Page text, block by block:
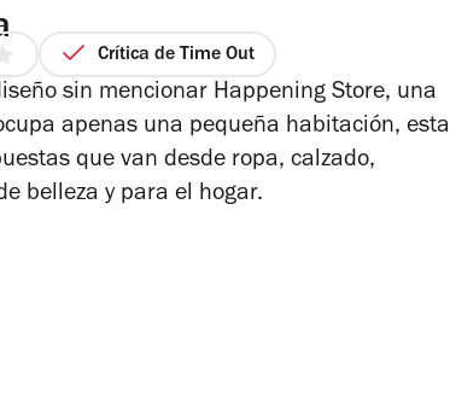
Crítica de Time Out
sin mencionar Happening Store, una
apenas una pequeña habitación, esta
que van desde ropa, calzado,
belleza y para el hogar.